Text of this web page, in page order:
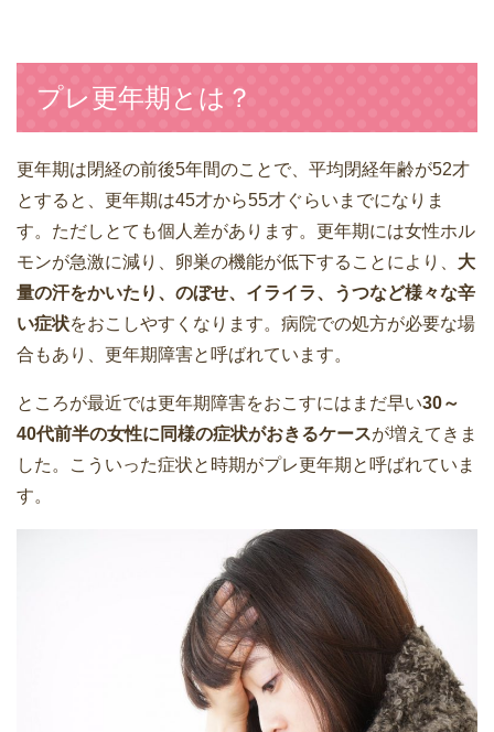
プレ更年期とは？
更年期は閉経の前後5年間のことで、平均閉経年齢が52才
とすると、更年期は45才から55才ぐらいまでになりま
す。ただしとても個人差があります。更年期には女性ホル
モンが急激に減り、卵巣の機能が低下することにより、 大
量の汗をかいたり、のぼせ、イライラ、うつなど様々な辛
い症状をおこしやすくなります。病院での処方が必要な場
合もあり、更年期障害と呼ばれています。
ところが最近では更年期障害をおこすにはまだ早い30～
40代前半の女性に同様の症状がおきるケースが増えてきま
した。こういった症状と時期がプレ更年期と呼ばれていま
す。